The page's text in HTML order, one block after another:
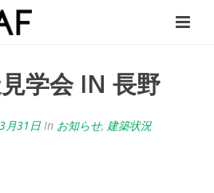
見学会 IN 長野
月31日 In お知らせ, 建築状況